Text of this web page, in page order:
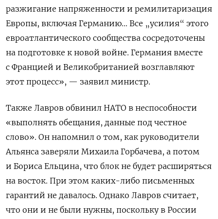
разжигание напряженности и ремилитаризация
Европы, включая Германию… Все „усилия“ этого
евроатлантического сообщества сосредоточены
на подготовке к новой войне. Германия вместе
с Францией и Великобританией возглавляют
этот процесс», — заявил министр.
Также Лавров обвинил НАТО в неспособности
«выполнять обещания, данные под честное
слово». Он напомнил о том, как руководители
Альянса заверяли Михаила Горбачева, а потом
и Бориса Ельцина, что блок не будет расширяться
на восток. При этом каких-либо письменных
гарантий не давалось. Однако Лавров считает,
что они и не были нужны, поскольку в России